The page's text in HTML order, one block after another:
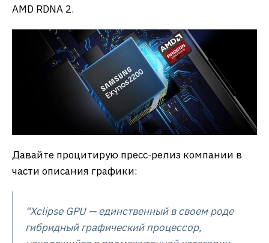
AMD RDNA 2.
Давайте процитирую пресс-релиз компании в
части описания графики:
“Xclipse GPU — единственный в своем роде
гибридный графический процессор,